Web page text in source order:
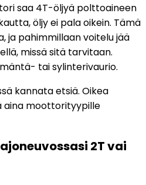
saa 4T-öljyä polttoaineen
öljy ei pala oikein. Tämä
ja pahimmillaan voitelu jää
missä sitä tarvitaan.
tai sylinterivaurio.
kannata etsiä. Oikea
moottorityypille
2T vai